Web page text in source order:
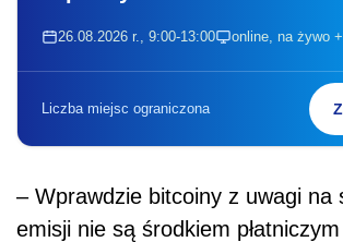
26.08.2026 r., 9:00-13:00 online, na żywo
Liczba miejsc ograniczona
– Wprawdzie bitcoiny z uwagi na
emisji nie są środkiem